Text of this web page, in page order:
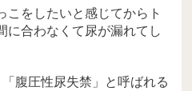
こをしたいと感じてからト
に合わなくて尿が漏れてし
腹圧性尿失禁」と呼ばれる